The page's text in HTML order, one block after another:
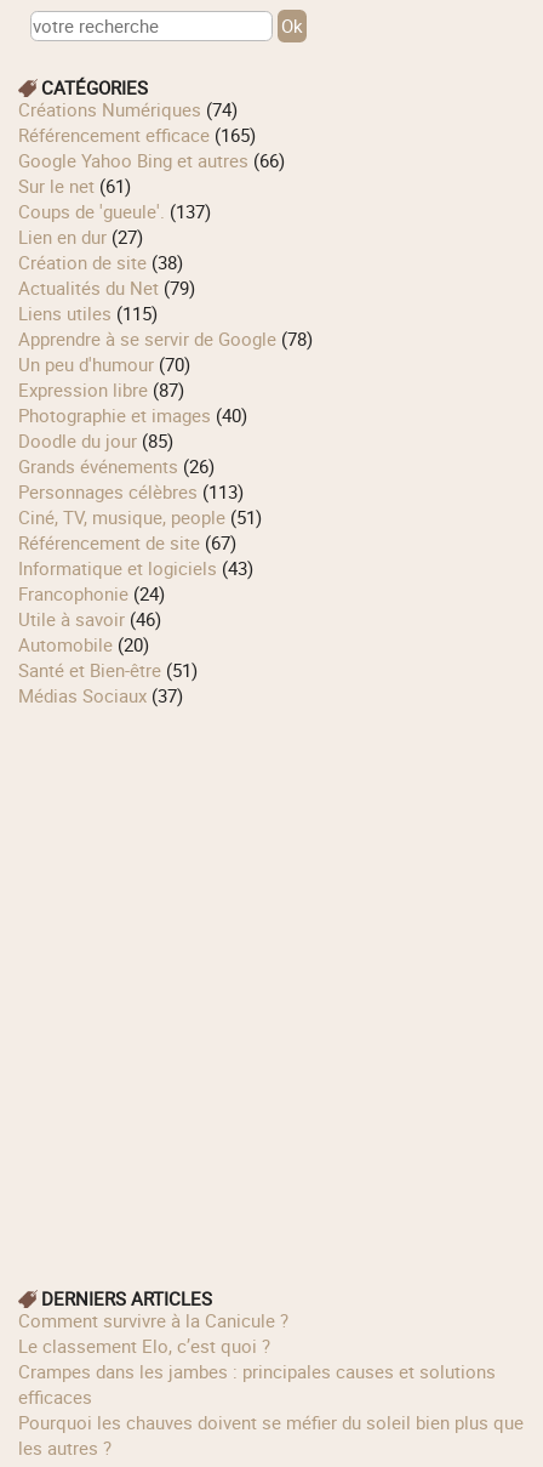
CATÉGORIES
Créations Numériques (74)
Référencement efficace (165)
Google Yahoo Bing et autres (66)
Sur le net (61)
Coups de 'gueule'. (137)
Lien en dur (27)
Création de site (38)
Actualités du Net (79)
Liens utiles (115)
Apprendre à se servir de Google (78)
Un peu d'humour (70)
Expression libre (87)
Photographie et images (40)
Doodle du jour (85)
Grands événements (26)
Personnages célèbres (113)
Ciné, TV, musique, people (51)
Référencement de site (67)
Informatique et logiciels (43)
Francophonie (24)
Utile à savoir (46)
Automobile (20)
Santé et Bien-être (51)
Médias Sociaux (37)
DERNIERS ARTICLES
Comment survivre à la Canicule ?
Le classement Elo, c’est quoi ?
Crampes dans les jambes : principales causes et solutions
efficaces
Pourquoi les chauves doivent se méfier du soleil bien plus que
les autres ?